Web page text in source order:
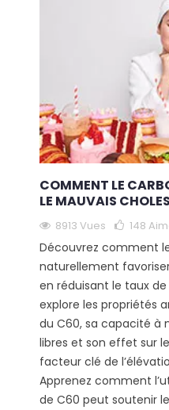
COMMENT LE
LE MAUVAIS
8913 Vues 148
Découvrez comment
naturellement
en réduisant le taux
explore les propriétés
du C60, sa capacité à
libres et son effet sur
facteur clé de
Apprenez comment
de C60 peut soutenir